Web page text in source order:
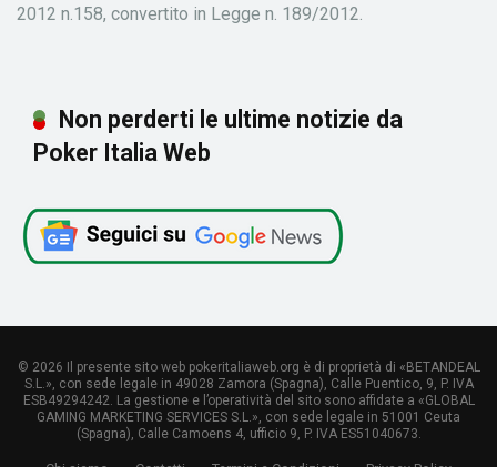
2012 n.158, convertito in Legge n. 189/2012.
Non perderti le ultime notizie da
Poker Italia Web
© 2026 Il presente sito web pokeritaliaweb.org è di proprietà di «BETANDEAL
S.L.», con sede legale in 49028 Zamora (Spagna), Calle Puentico, 9, P. IVA
ESB49294242. La gestione e l’operatività del sito sono affidate a «GLOBAL
GAMING MARKETING SERVICES S.L.», con sede legale in 51001 Ceuta
(Spagna), Calle Camoens 4, ufficio 9, P. IVA ES51040673.